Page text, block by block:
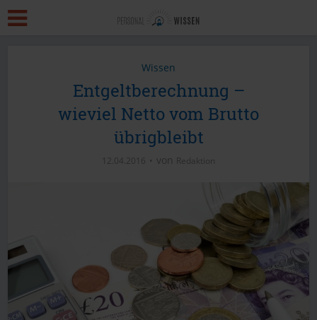
Wissen
Entgeltberechnung –
wieviel Netto vom Brutto
übrigbleibt
12.04.2016 von Redaktion